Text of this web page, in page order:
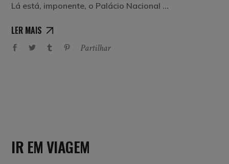
Lá está, imponente, o Palácio Nacional
LER MAIS
Partilhar
IR EM VIAGEM